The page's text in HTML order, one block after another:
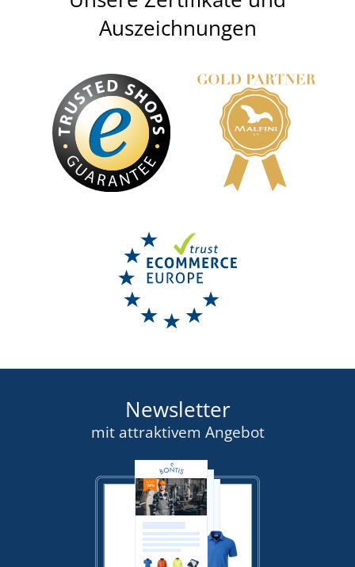
Auszeichnungen
Newsletter
mit attraktivem Angebot